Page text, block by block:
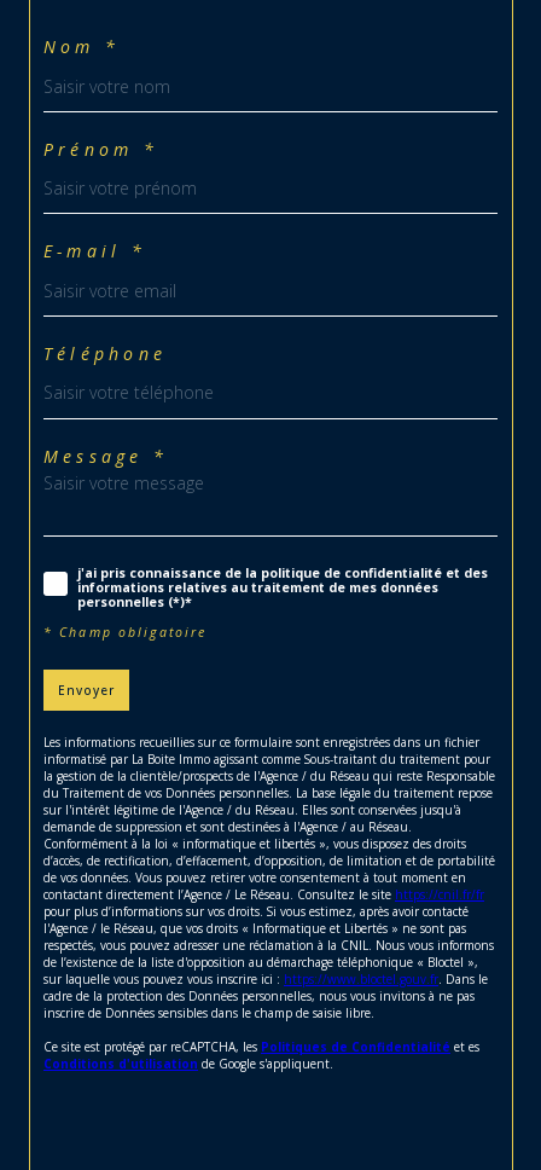
Nom *
Prénom *
E-mail *
Téléphone
Message *
j'ai pris connaissance de la politique de confidentialité et des
informations relatives au traitement de mes données
personnelles (*)*
* Champ obligatoire
Envoyer
Les informations recueillies sur ce formulaire sont enregistrées dans un fichier
informatisé par La Boite Immo agissant comme Sous-traitant du traitement pour
la gestion de la clientèle/prospects de l'Agence / du Réseau qui reste Responsable
du Traitement de vos Données personnelles. La base légale du traitement repose
sur l'intérêt légitime de l'Agence / du Réseau. Elles sont conservées jusqu'à
demande de suppression et sont destinées à l'Agence / au Réseau.
Conformément à la loi « informatique et libertés », vous disposez des droits
d’accès, de rectification, d’effacement, d’opposition, de limitation et de portabilité
de vos données. Vous pouvez retirer votre consentement à tout moment en
contactant directement l’Agence / Le Réseau. Consultez le site https://cnil.fr/fr
pour plus d’informations sur vos droits. Si vous estimez, après avoir contacté
l'Agence / le Réseau, que vos droits « Informatique et Libertés » ne sont pas
respectés, vous pouvez adresser une réclamation à la CNIL. Nous vous informons
de l’existence de la liste d'opposition au démarchage téléphonique « Bloctel »,
sur laquelle vous pouvez vous inscrire ici : https://www.bloctel.gouv.fr. Dans le
cadre de la protection des Données personnelles, nous vous invitons à ne pas
inscrire de Données sensibles dans le champ de saisie libre.
Ce site est protégé par reCAPTCHA, les Politiques de Confidentialité et es
Conditions d'utilisation de Google s'appliquent.